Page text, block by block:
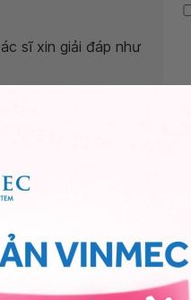
sĩ xin giải đáp như
buồng tử cung
không hề tồn
máu hoặc dùng
gặp phải các
trạng này là
, dùng thuốc gây
thai tự nhiên